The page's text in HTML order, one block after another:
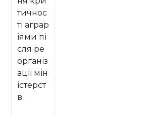
тичнос
ті аграр
іями пі
сля ре
організ
ації мін
істерст
в